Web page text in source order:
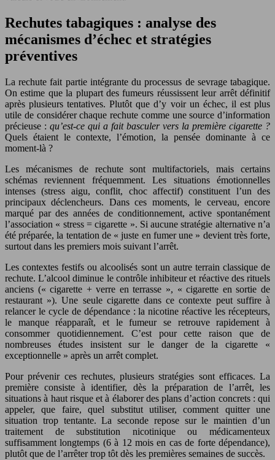
Rechutes tabagiques : analyse des
mécanismes d’échec et stratégies
préventives
La rechute fait partie intégrante du processus de sevrage tabagique.
On estime que la plupart des fumeurs réussissent leur arrêt définitif
après plusieurs tentatives. Plutôt que d’y voir un échec, il est plus
utile de considérer chaque rechute comme une source d’information
précieuse : qu’est-ce qui a fait basculer vers la première cigarette ?
Quels étaient le contexte, l’émotion, la pensée dominante à ce
moment-là ?
Les mécanismes de rechute sont multifactoriels, mais certains
schémas reviennent fréquemment. Les situations émotionnelles
intenses (stress aigu, conflit, choc affectif) constituent l’un des
principaux déclencheurs. Dans ces moments, le cerveau, encore
marqué par des années de conditionnement, active spontanément
l’association « stress = cigarette ». Si aucune stratégie alternative n’a
été préparée, la tentation de « juste en fumer une » devient très forte,
surtout dans les premiers mois suivant l’arrêt.
Les contextes festifs ou alcoolisés sont un autre terrain classique de
rechute. L’alcool diminue le contrôle inhibiteur et réactive des rituels
anciens (« cigarette + verre en terrasse », « cigarette en sortie de
restaurant »). Une seule cigarette dans ce contexte peut suffire à
relancer le cycle de dépendance : la nicotine réactive les récepteurs,
le manque réapparaît, et le fumeur se retrouve rapidement à
consommer quotidiennement. C’est pour cette raison que de
nombreuses études insistent sur le danger de la cigarette «
exceptionnelle » après un arrêt complet.
Pour prévenir ces rechutes, plusieurs stratégies sont efficaces. La
première consiste à identifier, dès la préparation de l’arrêt, les
situations à haut risque et à élaborer des plans d’action concrets : qui
appeler, que faire, quel substitut utiliser, comment quitter une
situation trop tentante. La seconde repose sur le maintien d’un
traitement de substitution nicotinique ou médicamenteux
suffisamment longtemps (6 à 12 mois en cas de forte dépendance),
plutôt que de l’arrêter trop tôt dès les premières semaines de succès.